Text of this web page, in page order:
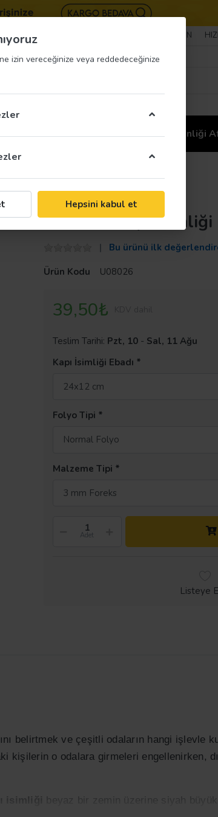
BIZE ULAŞIN
İş Güvenliği Ekipmanları İş Güvenliği
Taroks
Su Tankı Kapı İsimliği
Bu ürünü ilk
Ürün Kodu
U08026
39,50₺
Teslim Tarihi: Pzt, 10 - Sal, 11 Ağu
Kapı İsimliği Ebadı
24x12 cm
Folyo Tipi
Normal Folyo
Malzeme Tipi
3 mm Foreks
Adet
Listeye
ve çeşitli odaların hangi işlevle
kişilerin o odalara girmeleri engellenirken,
isimliği
beyaz bir zemin üzerine siyah
izin vereceğinize veya reddedeceğinize
Hepsini kabul et